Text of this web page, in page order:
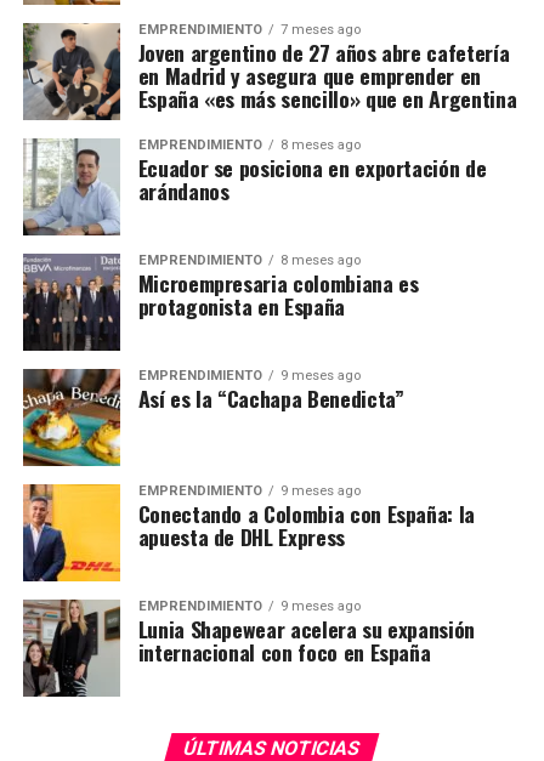
EMPRENDIMIENTO 7 meses ago
Joven argentino de 27 años abre cafetería
en Madrid y asegura que emprender en
España «es más sencillo» que en Argentina
EMPRENDIMIENTO 8 meses ago
Ecuador se posiciona en exportación de
arándanos
EMPRENDIMIENTO 8 meses ago
Microempresaria colombiana es
protagonista en España
EMPRENDIMIENTO 9 meses ago
Así es la “Cachapa Benedicta”
EMPRENDIMIENTO 9 meses ago
Conectando a Colombia con España: la
apuesta de DHL Express
EMPRENDIMIENTO 9 meses ago
Lunia Shapewear acelera su expansión
internacional con foco en España
ÚLTIMAS NOTICIAS